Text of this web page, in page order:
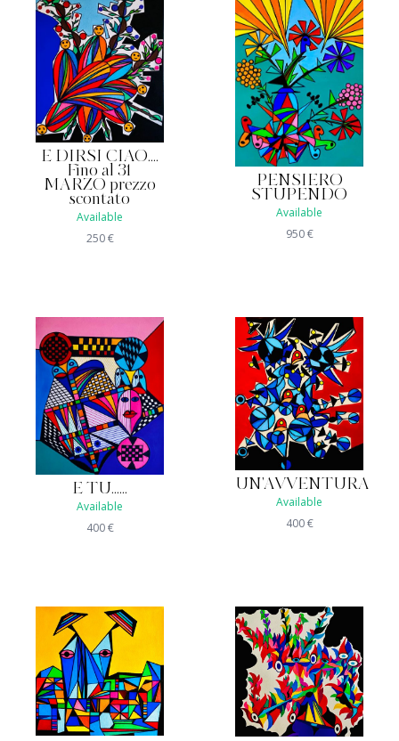
E DIRSI CIAO....
Fino al 31
MARZO prezzo
scontato
Available
250€
PENSIERO
STUPENDO
Available
950€
E TU......
Available
400€
UN'AVVENTURA
Available
400€